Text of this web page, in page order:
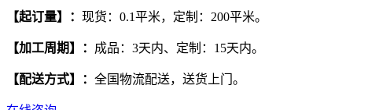
【起订量】 ： 现货：0.1平米，定制：200平米。
【加工周期】 ： 成品：3天内、定制：15天内。
【配送方式】 ： 全国物流配送，送货上门。